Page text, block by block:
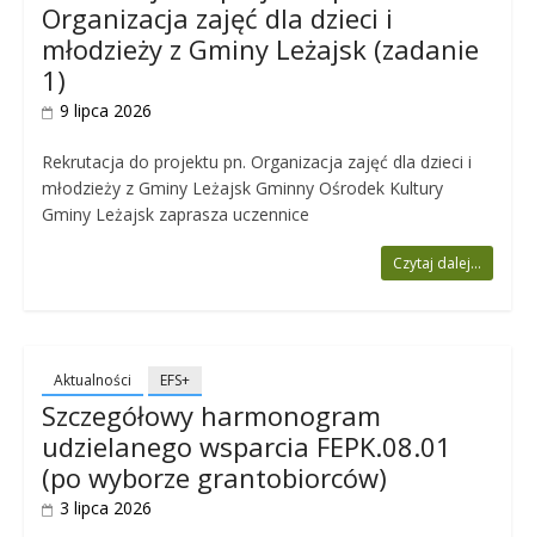
Organizacja zajęć dla dzieci i
młodzieży z Gminy Leżajsk (zadanie
1)
9 lipca 2026
Rekrutacja do projektu pn. Organizacja zajęć dla dzieci i
młodzieży z Gminy Leżajsk Gminny Ośrodek Kultury
Gminy Leżajsk zaprasza uczennice
Czytaj dalej...
Aktualności EFS+
Szczegółowy harmonogram
udzielanego wsparcia FEPK.08.01
(po wyborze grantobiorców)
3 lipca 2026